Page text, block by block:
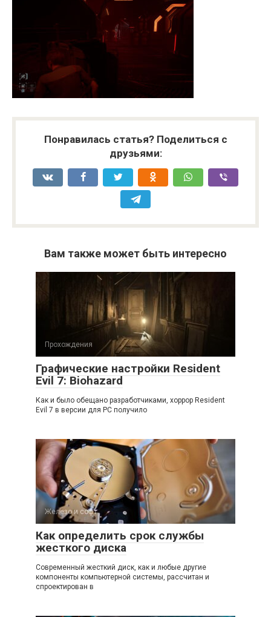
Понравилась статья? Поделиться с
друзьями:
Вам также может быть интересно
Прохождения
Графические настройки Resident
Evil 7: Biohazard
Как и было обещано разработчиками, хоррор Resident
Evil 7 в версии для PC получило
Железо и софт
Как определить срок службы
жесткого диска
Современный жесткий диск, как и любые другие
компоненты компьютерной системы, рассчитан и
спроектирован в